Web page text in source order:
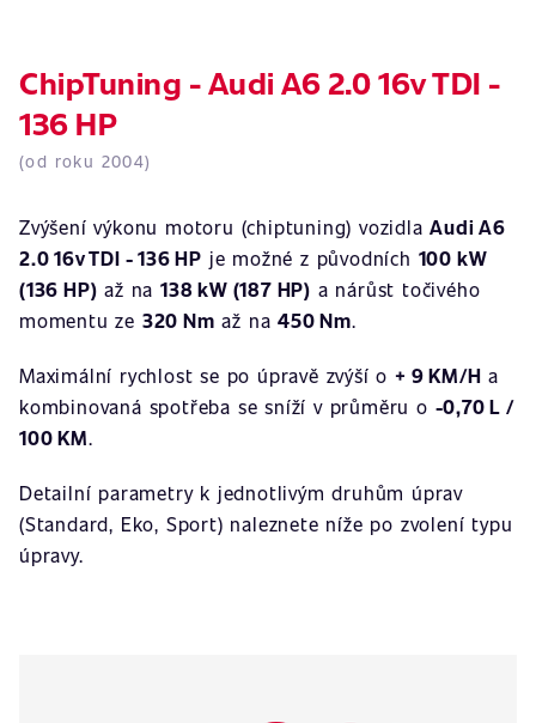
ChipTuning - Audi A6 2.0 16v TDI -
136 HP
(od roku 2004)
Zvýšení výkonu motoru (chiptuning) vozidlaAudi A6
2.0 16v TDI - 136 HP je možné z původních 100 kW
(136 HP) až na138 kW (187 HP) a nárůst točivého
momentu ze 320 Nm až na450 Nm.
Maximální rychlost se po úpravě zvýší o + 9 KM/H a
kombinovaná spotřeba se sníží v průměru o -0,70 L /
100 KM.
Detailní parametry k jednotlivým druhům úprav
(Standard, Eko, Sport) naleznete níže po zvolení typu
úpravy.